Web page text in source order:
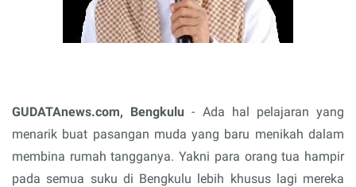
GUDATAnews.com, Bengkulu - Ada hal pelajaran yang
menarik buat pasangan muda yang baru menikah dalam
membina rumah tangganya. Yakni para orang tua hampir
pada semua suku di Bengkulu lebih khusus lagi mereka